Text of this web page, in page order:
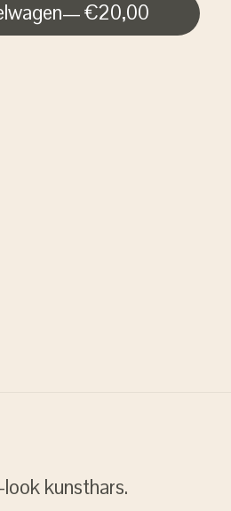
— €20,00
kunsthars.